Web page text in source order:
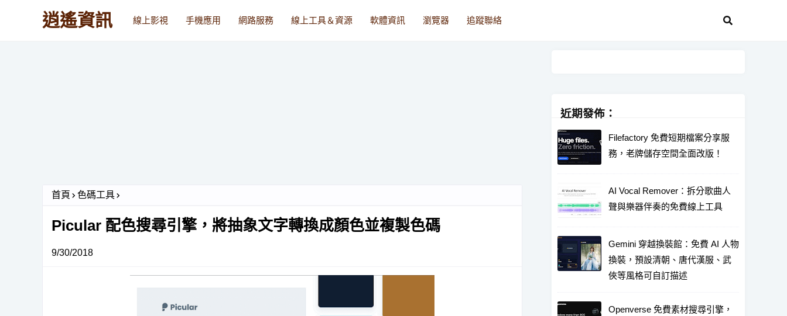
逍遙資訊 線上影視 手機應用 網路服務 線上工具＆資源 軟體資訊 瀏覽器 追蹤聯絡
首頁 色碼工具
Picular 配色搜尋引擎，將抽象文字轉換成顏色並複製色碼
9/30/2018
近期發佈：
Filefactory 免費短期檔案分享服
務，老牌儲存空間全面改版！
AI Vocal Remover：拆分歌曲人
聲與樂器伴奏的免費線上工具
Gemini 穿越換裝館：免費 AI 人物
換裝，預設清朝、唐代漢服、武
俠等風格可自訂描述
Openverse 免費素材搜尋引擎，